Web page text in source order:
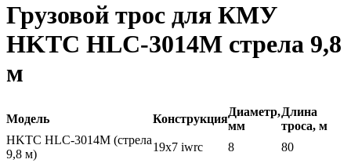
Грузовой трос для КМУ
HKTC HLC-3014M стрела 9,8
м
Модель Конструкция
Диаметр,
мм
Длина
троса, м
HKTC HLC-3014M (стрела
9,8 м)
19х7 iwrc 8 80